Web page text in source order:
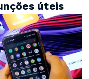
úteis